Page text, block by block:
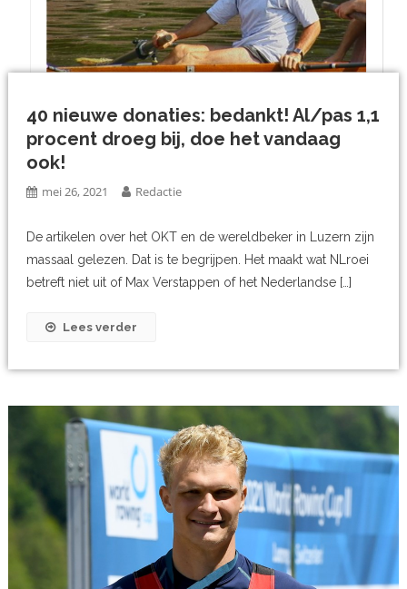
40 nieuwe donaties: bedankt! Al/pas 1,1
procent droeg bij, doe het vandaag
ook!
mei 26, 2021 Redactie
De artikelen over het OKT en de wereldbeker in Luzern zijn
massaal gelezen. Dat is te begrijpen. Het maakt wat NLroei
betreft niet uit of Max Verstappen of het Nederlandse […]
Lees verder